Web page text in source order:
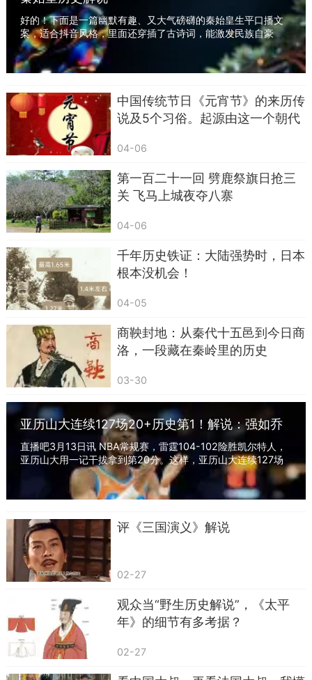
更牛的是，盘庚这次搬家，直接终结了“九世之
乱”——商朝王族内部长达百年的血腥内斗。他用自
己的铁腕手段，告诉所有人：
“这个家，我说了
所以，各位刷到这条视频的朋友，盘庚的故事
告诉我们三个道理：
地方）。当老板，该狠的时候就得狠（盘庚：反对
我的，都去死）。
有没有“行汤之政”（光搬不改，等于白搬）。
如果你穿越回商朝，你是愿意跟着盘庚去殷地
吃苦，还是留在奄地跟贵族们一起等死？评论区告
诉我！
好的！下面是一篇幽默有趣、又大气磅礴的秦始皇生平口播文
案，适合抖音风格，里面还穿插了古诗词，能激发民族自豪
感：【开场气势磅礴】“且看那千古一帝，秦始皇...
中国传统节日《元宵节》的来历传
说及5个习俗。起源由这一个朝代
04-06
第一百二十一回 劈鹿祭旗日抢三
关 飞马上城夜夺八寨
04-06
千年历史铁证：大陆强势时，日本
根本没机会！
04-05
商鞅封地：从秦代十五邑到今日商
洛，一段藏在秦岭里的历史
03-30
亚历山大连续127场20+历史第1！解说：强如乔
科鲨詹杜也没做到
直播吧3月13日讯 NBA常规赛，雷霆104-102险胜凯尔特人，
亚历山大用一记干拔拿到第20分。这样，亚历山大连续127场
至少20分，正式超越1961-63赛季的张伯伦（126场...
评《三国演义》解说
02-27
观众当“野生历史解说”，《太平
年》的细节有多考据？
02-27